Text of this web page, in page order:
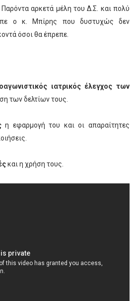
αρκετά μέλη του Δ.Σ. και πολύ
ο κ. Μπίρης που δυστυχώς δεν
όσοι θα έπρεπε.
ιατρικός έλεγχος των
των δελτίων τους.
η εφαρμογή του και οι απαραίτητες
και η χρήση τους.